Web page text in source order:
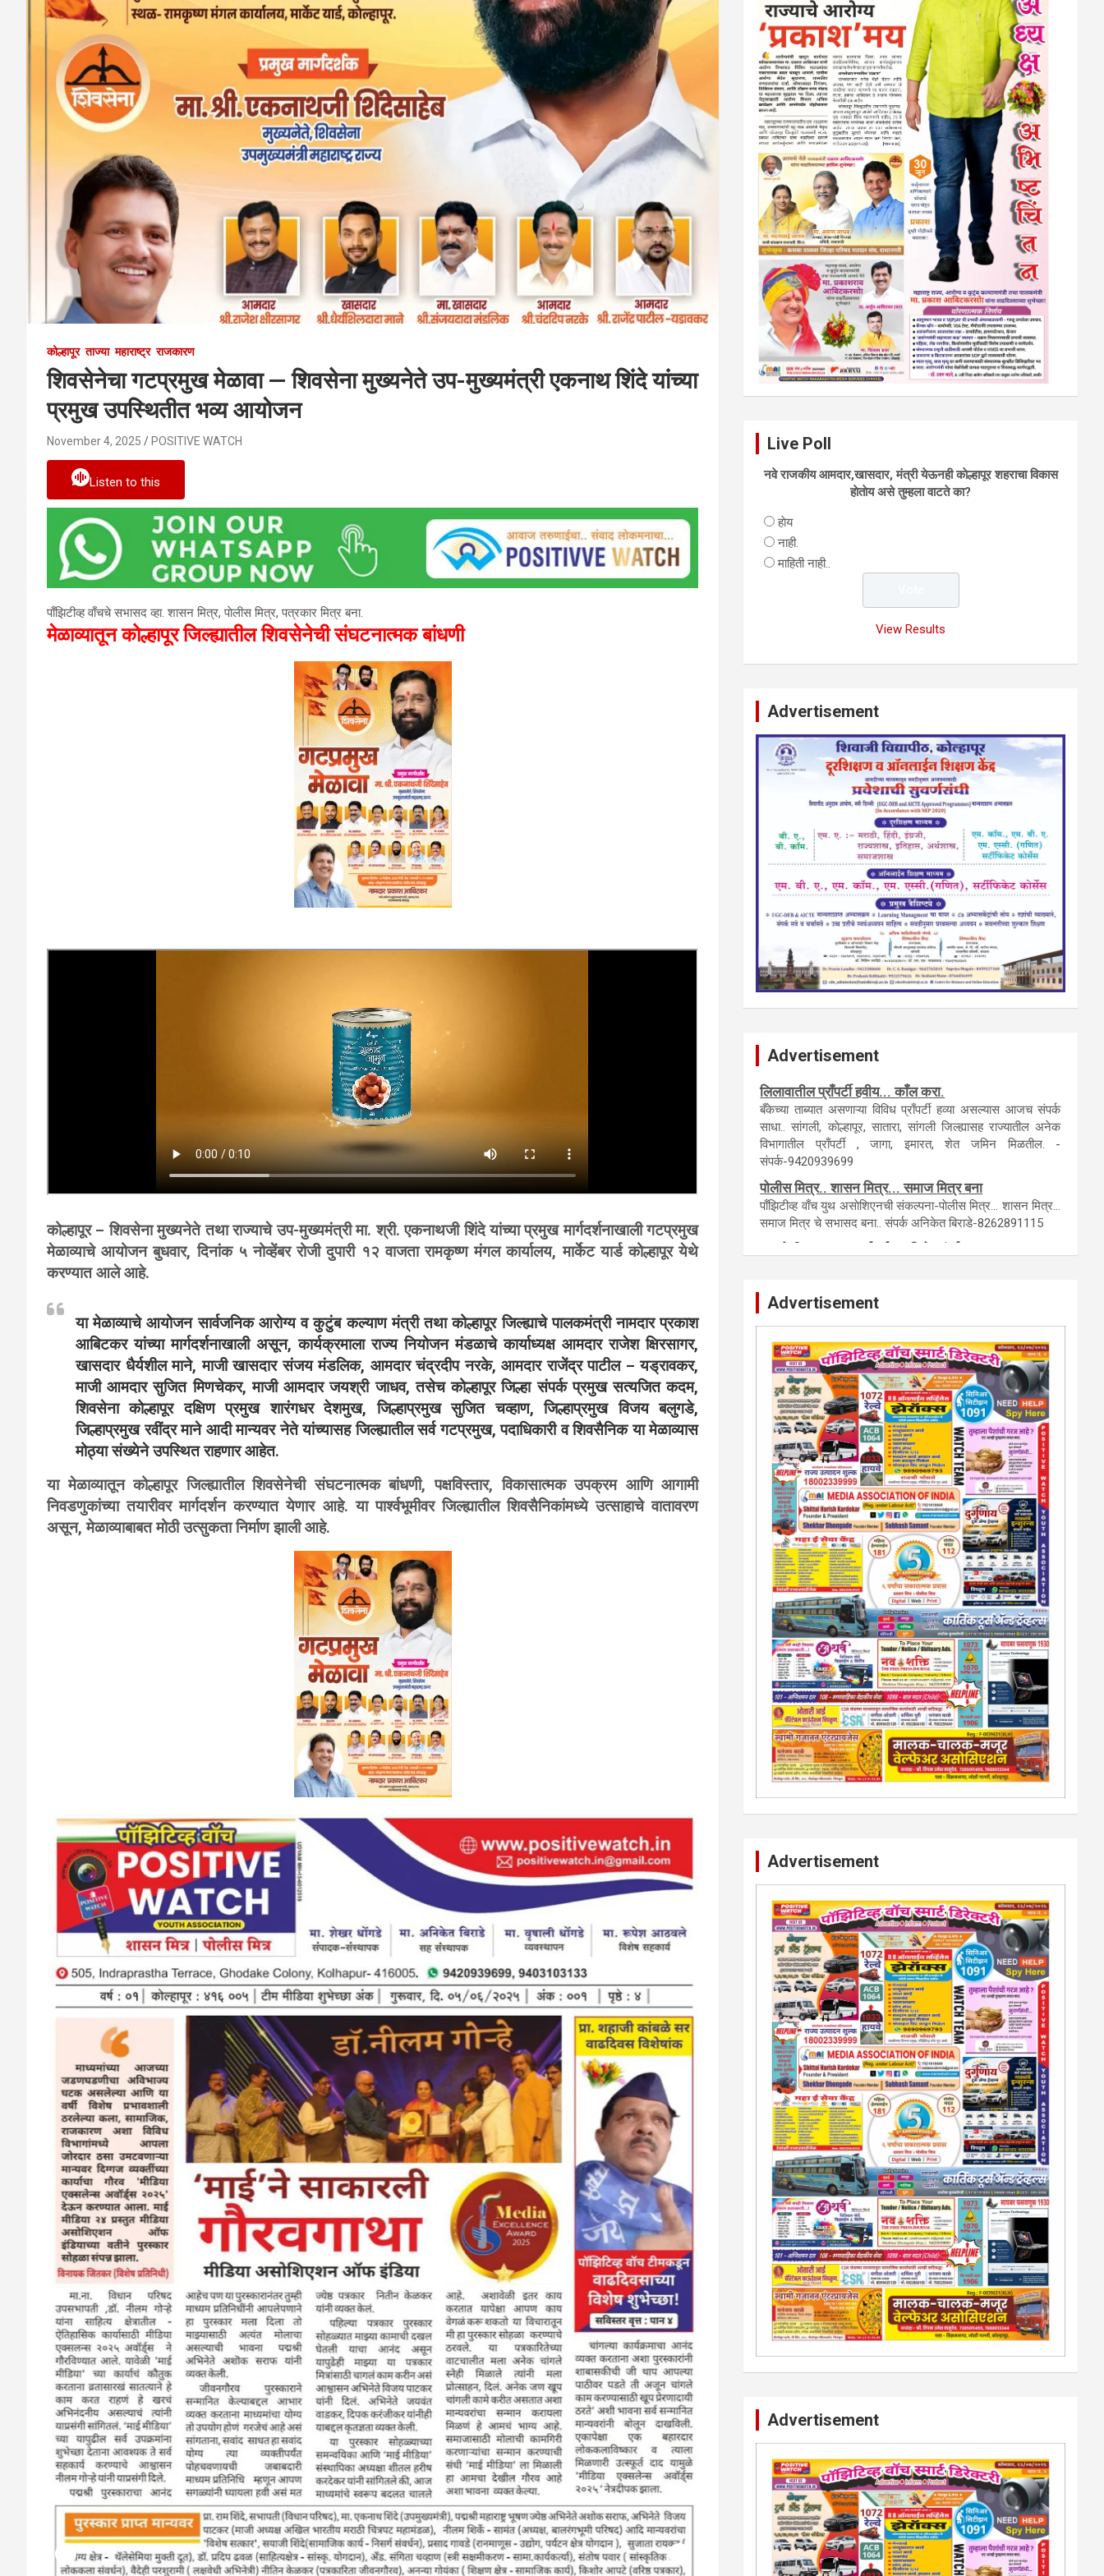
कोल्हापूर ताज्या महाराष्ट्र राजकारण
शिवसेनेचा गटप्रमुख मेळावा — शिवसेना मुख्यनेते उप-मुख्यमंत्री एकनाथ शिंदे यांच्या
प्रमुख उपस्थितीत भव्य आयोजन
November 4, 2025 POSITIVE WATCH
Listen to this
पाँझिटीव्ह वाँचचे सभासद व्हा. शासन मित्र, पाेलीस मित्र, पत्रकार मित्र बना.
मेळाव्यातून कोल्हापूर जिल्ह्यातील शिवसेनेची संघटनात्मक बांधणी
कोल्हापूर – शिवसेना मुख्यनेते तथा राज्याचे उप-मुख्यमंत्री मा. श्री. एकनाथजी शिंदे यांच्या प्रमुख मार्गदर्शनाखाली गटप्रमुख
मेळाव्याचे आयोजन बुधवार, दिनांक ५ नोव्हेंबर रोजी दुपारी १२ वाजता रामकृष्ण मंगल कार्यालय, मार्केट यार्ड कोल्हापूर येथे
करण्यात आले आहे.
या मेळाव्याचे आयोजन सार्वजनिक आरोग्य व कुटुंब कल्याण मंत्री तथा कोल्हापूर जिल्ह्याचे पालकमंत्री नामदार प्रकाश
आबिटकर यांच्या मार्गदर्शनाखाली असून, कार्यक्रमाला राज्य नियोजन मंडळाचे कार्याध्यक्ष आमदार राजेश क्षिरसागर,
खासदार धैर्यशील माने, माजी खासदार संजय मंडलिक, आमदार चंद्रदीप नरके, आमदार राजेंद्र पाटील – यड्रावकर,
माजी आमदार सुजित मिणचेकर, माजी आमदार जयश्री जाधव, तसेच कोल्हापूर जिल्हा संपर्क प्रमुख सत्यजित कदम,
शिवसेना कोल्हापूर दक्षिण प्रमुख शारंगधर देशमुख, जिल्हाप्रमुख सुजित चव्हाण, जिल्हाप्रमुख विजय बलुगडे,
जिल्हाप्रमुख रवींद्र माने आदी मान्यवर नेते यांच्यासह जिल्ह्यातील सर्व गटप्रमुख, पदाधिकारी व शिवसैनिक या मेळाव्यास
मोठ्या संख्येने उपस्थित राहणार आहेत.
या मेळाव्यातून कोल्हापूर जिल्ह्यातील शिवसेनेची संघटनात्मक बांधणी, पक्षविस्तार, विकासात्मक उपक्रम आणि आगामी
निवडणुकांच्या तयारीवर मार्गदर्शन करण्यात येणार आहे. या पार्श्वभूमीवर जिल्ह्यातील शिवसैनिकांमध्ये उत्साहाचे वातावरण
असून, मेळाव्याबाबत मोठी उत्सुकता निर्माण झाली आहे.
Live Poll
नवे राजकीय आमदार,खासदार, मंत्री येऊनही काेल्हापूर शहराचा विकास
हाेताेय असे तुम्हला वाटते का?
हाेय
नाही.
माहिती नाही..
View Results
Advertisement
Advertisement
नवशक्ती- फ्री प्रेस जर्नल, मराठी इंग्लीश पेपरला जाहिरात द्या.
टेंडर, नाेटीस, आँक्शन, लिगलच्या सर्व बँका, पतसंस्था यांच्या जाहिरातींना
आम्ही याेग्य दरात प्रसिद्धी देऊ.
लिलावातील प्राँपर्टी हवीय... काँल करा.
साधा.. सांगली, काेल्हापूर, सातारा, सांगली जिल्ह्यासह राज्यातील अनेक
विभागातील प्राँपर्टी , जागा, इमारत, शेत जमिन मिळतील. -
संपर्क-9420939699
कायदेशीर सल्ला या मार्गदर्शन पाहिजे. संपर्क साधा-
परिस्थितीनुसार तुम्ही जर आर्थिक, शैक्षणिक, सामाजिक समस्या, गुन्हेगारी,
शारीरीक त्रास, फसवणूक सारख्या प्रकरणात अडकला असाल, काेर्टाची
पायरी चढला असाल तर चिंता नकाे.. आम्ही मदत करू. मार्गदर्शन करू,
कायदेशीर सल्ला देऊ. - आजच संपर्क साधा- भारत
साेनुले-8888207374 या AD सतिश कुंभार -9860944728
मराठी.. इंग्रजी पेपरला जाहिरात द्यायची संपर्क साधा..
मराठी इंग्रजी दैनिकासाठी जिल्हा, राज्य आवृत्तीसाठी जाहिराती स्विकारल्या
जातील. नवशक्ती, फ्री प्रेस जर्नल साठी तुम्हीही तुमच्या नाेटीस द्या. बँक,
13/213/4 सेल्स , डिमांड नाेटीस इतरांच्यापेक्षा वाजवी दरात आम्ही
आपली जाहिरात पब्लिश करू. माेबा. 9420939699
Advertisement
Advertisement
Advertisement